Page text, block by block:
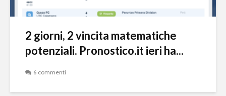
2 giorni, 2 vincita matematiche
potenziali. Pronostico.it ieri ha...
6 commenti